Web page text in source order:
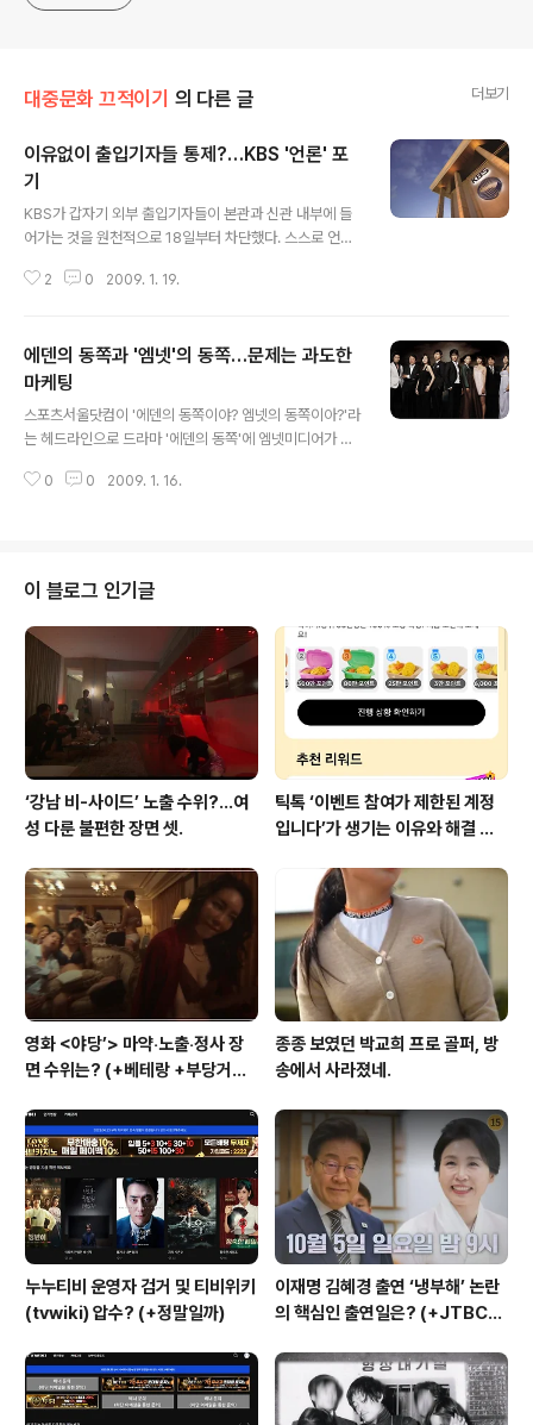
대중문화 끄적이기 의 다른 글 더보기
이유없이 출입기자들 통제?…KBS '언론' 포
기
KBS가 갑자기 외부 출입기자들이 본관과 신관 내부에 들
어가는 것을 원천적으로 18일부터 차단했다. 스스로 언론
는 그동안 언론으로서의 신뢰도와 영향력에서 1위를 차지
이다. 이에 대해서는 주구절절 아해가 글을 쓰는 것보다 아
예 '미디어오늘' 기사를 인용해서 붙히는 것이 낫겠다. 그러
나 의견 하나만 덧붙히자면. 방송법이 통과되면 이같은 KB
S의 행태가 다른 방송사에서도 일어날 것이다. KBS 개콘
의 MBC 연기대상 비꼬기?10일 KBS 개그콘서트내 코너
인 도움상회가 방송계가 연말 시상식때 상을 남발하는 것
2 0 2009. 1. 19.
에덴의 동쪽과 '엠넷'의 동쪽…문제는 과도한
마케팅
스포츠서울닷컴이 '에덴의 동쪽이야? 엠넷의 동쪽이아?'라
는 헤드라인으로 드라마 '에덴의 동쪽'에 엠넷미디어가 깊
서 발끈했다. 엠넷미디어 측은 "'에덴의 동쪽' OST를 제작
사를 쓴다는 것이 이해되지 않는다. 시청자들에게 '에덴의
동쪽'이 많은 사랑을 받는 것에 대해 일각에서 색안경을 쓰
고 바라보는 것 같아 너무 속상하고 억울할 따름"이라고 해
명까지 나섰다. (엠넷미디어 박광원 대표까지 드라마와 관
련해 엠넷미디어가 거론된 것에 대해 불편한 입장을 전달
한 것으로 알려졌다) 영화홍보때문에..
0 0 2009. 1. 16.
이 블로그 인기글
‘강남 비-사이드’ 노출 수위?…여
성 다룬 불편한 장면 셋.
틱톡 ‘이벤트 참여가 제한된 계정
입니다’가 생기는 이유와 해결 방
영화 <야당’> 마약‧노출‧정사 장
면 수위는? (+베테랑 +부당거래
종종 보였던 박교희 프로 골퍼, 방
송에서 사라졌네.
누누티비 운영자 검거 및 티비위키
(tvwiki) 압수? (+정말일까)
이재명 김혜경 출연 ‘냉부해’ 논란
의 핵심인 출연일은? (+JTBC